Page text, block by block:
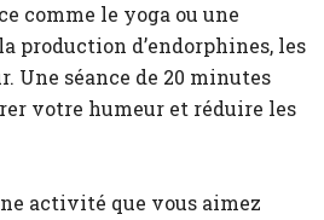
comme le yoga ou une
production d’endorphines, les
Une séance de 20 minutes
votre humeur et réduire les
activité que vous aimez